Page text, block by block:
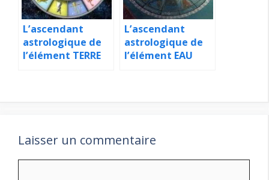
L’ascendant
astrologique de
l’élément TERRE
L’ascendant
astrologique de
l’élément EAU
Laisser un commentaire